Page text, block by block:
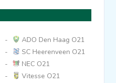
-
ADO Den Haag O21
-
SC Heerenveen O21
-
NEC O21
- Vitesse O21